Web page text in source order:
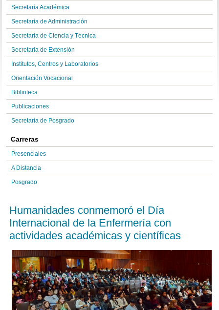
Secretaría Académica
Secretaría de Administración
Secretaría de Ciencia y Técnica
Secretaría de Extensión
Institutos, Centros y Laboratorios
Orientación Vocacional
Biblioteca
Publicaciones
Secretaría de Posgrado
Carreras
Presenciales
A Distancia
Posgrado
Humanidades conmemoró el Día
Internacional de la Enfermería con
actividades académicas y científicas